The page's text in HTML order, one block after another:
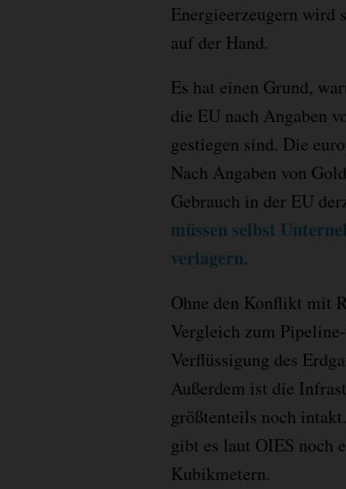
Energieerzeugern
auf der Hand.
Es hat einen Grund,
die EU nach Angaben
gestiegen sind. Die
Nach Angaben von
Gebrauch in der EU
müssen selbst
verlagern.
Ohne den Konflikt mit
Vergleich zum
Verflüssigung des
Außerdem ist die
größtenteils noch
gibt es laut OIES noch
Kubikmetern.